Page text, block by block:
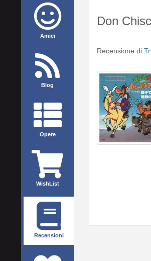
Amici
Blog
Opere
WishList
Recensioni
Don
Recensione di